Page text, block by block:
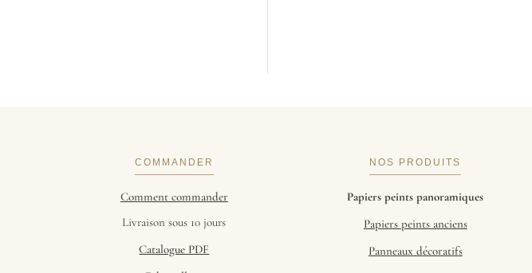
COMMANDER
Comment commander
Livraison sous 10 jours
Catalogue PDF
NOS PRODUITS
Papiers peints panoramiques
Papiers peints anciens
Panneaux décoratifs